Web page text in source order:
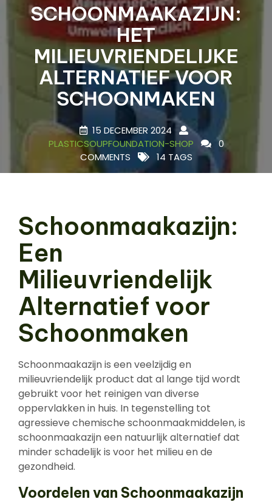
SCHOONMAAKAZIJN:
HET
MILIEUVRIENDELIJKE
ALTERNATIEF VOOR
SCHOONMAKEN
15 DECEMBER 2024
PLASTICSOUPFOUNDATION-SHOP
0
COMMENTS
14 TAGS
Schoonmaakazijn:
Een
Milieuvriendelijk
Alternatief voor
Schoonmaken
Schoonmaakazijn is een veelzijdig en
milieuvriendelijk product dat al lange tijd wordt
gebruikt voor het reinigen van diverse
oppervlakken in huis. In tegenstelling tot
agressieve chemische schoonmaakmiddelen, is
schoonmaakazijn een natuurlijk alternatief dat
minder schadelijk is voor het milieu en de
gezondheid.
Voordelen van Schoonmaakazijn